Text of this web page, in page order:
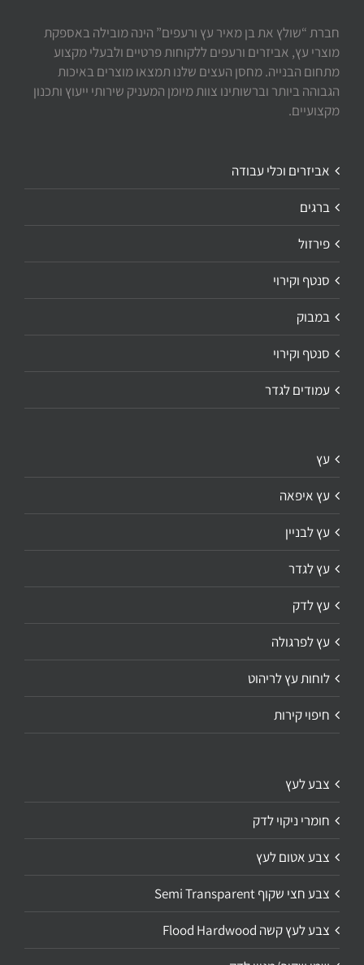
חברת “שולץ את בן מאיר עץ ורעפים” הינה מובילה באספקת
מוצרי עץ, אביזרים ורעפים ללקוחות פרטיים ולבעלי מקצוע
מתחום הבנייה. מחסן העצים שלנו תמצאו מוצרים באיכות
הגבוהה ביותר וברשותינו צוות מיומן המעניק שירותי ייעוץ ותכנון
מקצועיים.
אביזרים וכלי עבודה
ברגים
פירזול
סנטף וקירוי
במבוק
סנטף וקירוי
עמודים לגדר
עץ
עץ איפאה
עץ לבניין
עץ לגדר
עץ לדק
עץ לפרגולה
לוחות עץ לריהוט
חיפוי קירות
צבע לעץ
חומרי ניקוי לדק
צבע אטום לעץ
צבע חצי שקוף Semi Transparent
צבע לעץ קשה Flood Hardwood